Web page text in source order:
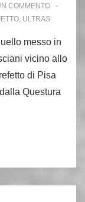
COMMENTO
, ULTRAS
messo in
vicino allo
di Pisa
Questura